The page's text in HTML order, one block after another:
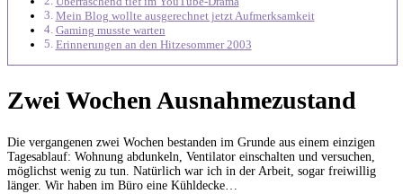
Mein Blog wollte ausgerechnet jetzt Aufmerksamkeit
Gaming musste warten
Erinnerungen an den Hitzesommer 2003
Zwei Wochen Ausnahmezustand
Die vergangenen zwei Wochen bestanden im Grunde aus einem einzigen
Tagesablauf: Wohnung abdunkeln, Ventilator einschalten und versuchen,
möglichst wenig zu tun. Natürlich war ich in der Arbeit, sogar freiwillig
länger. Wir haben im Büro eine Kühldecke…